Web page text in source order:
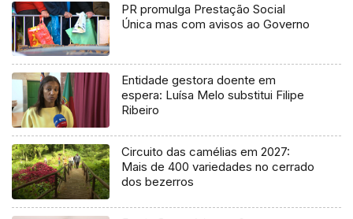
PR promulga Prestação Social
Única mas com avisos ao Governo
Entidade gestora doente em
espera: Luísa Melo substitui Filipe
Ribeiro
Circuito das camélias em 2027:
Mais de 400 variedades no cerrado
dos bezerros